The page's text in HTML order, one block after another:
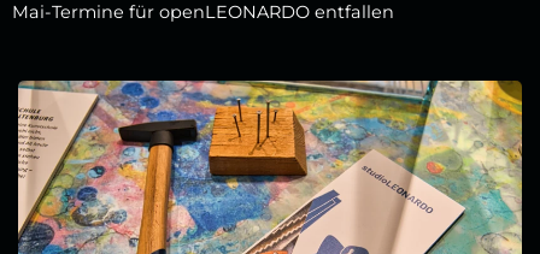
Mai-Termine für openLEONARDO entfallen